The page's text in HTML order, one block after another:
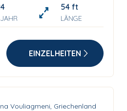
54 ft
LÄNGE
EINZELHEITEN
Vouliagmeni, Griechenland